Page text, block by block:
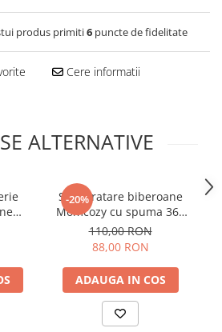
produs primiti6 puncte de fidelitate
Cere informatii
ALTERNATIVE
-20%
Set curatare biberoane
Momcozy cu spuma 360
Push-Press Green
110,00 RON
88,00 RON
ADAUGA IN COS